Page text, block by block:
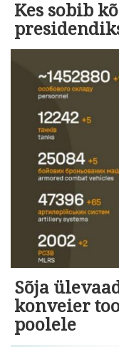
Kes sobib
Sõja
konveier
poolele